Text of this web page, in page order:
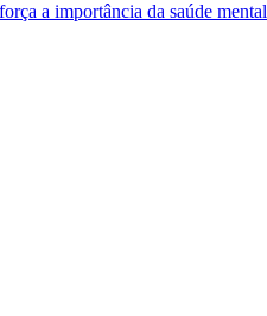
a importância da saúde mental